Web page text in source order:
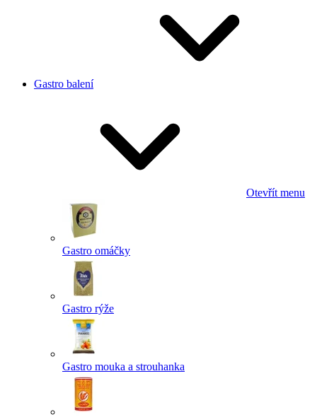
Gastro balení
Otevřít menu
Gastro omáčky
Gastro rýže
Gastro mouka a strouhanka